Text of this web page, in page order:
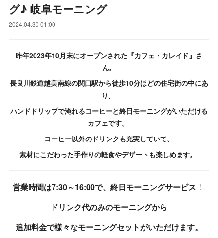
グ♪ 岐阜モーニング
2024.04.30 01:00
昨年2023年10月末にオープンされた『カフェ・カレイド』さ
ん。
長良川鉄道越美南線の関口駅から徒歩10分ほどの住宅街の中にあ
り、
ハンドドリップで淹れるコーヒーと終日モーニングがいただける
カフェです。
コーヒー以外のドリンクも充実していて、
素材にこだわった手作りの軽食やデザートも楽しめます。
営業時間は7:30～16:00で、終日モーニングサービス！
ドリンク代のみのモーニングから
追加料金で様々なモーニングセットがいただけます。